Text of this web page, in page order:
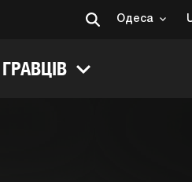
Одеса